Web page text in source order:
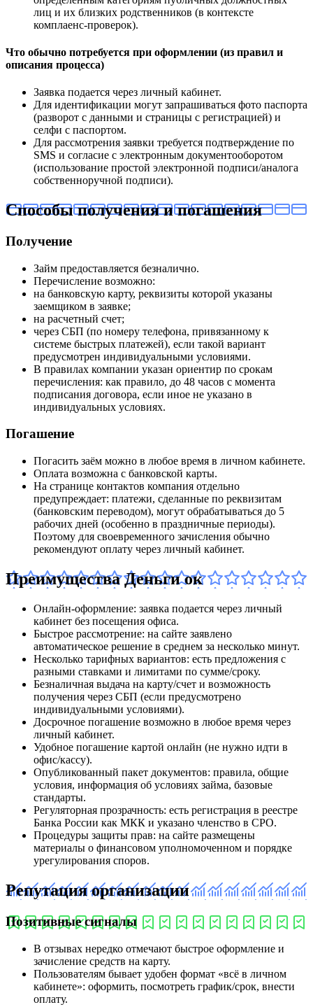
лиц и их близких родственников (в контексте
комплаенс-проверок).
Что обычно потребуется при оформлении (из правил и
описания процесса)
Заявка подается через личный кабинет.
Для идентификации могут запрашиваться фото паспорта
(разворот с данными и страницы с регистрацией) и
селфи с паспортом.
Для рассмотрения заявки требуется подтверждение по
SMS и согласие с электронным документооборотом
(использование простой электронной подписи/аналога
собственноручной подписи).
Способы получения и погашения
Получение
Займ предоставляется безналично.
Перечисление возможно:
на банковскую карту, реквизиты которой указаны
заемщиком в заявке;
на расчетный счет;
через СБП (по номеру телефона, привязанному к
системе быстрых платежей), если такой вариант
предусмотрен индивидуальными условиями.
В правилах компании указан ориентир по срокам
перечисления: как правило, до 48 часов с момента
подписания договора, если иное не указано в
индивидуальных условиях.
Погашение
Погасить заём можно в любое время в личном кабинете.
Оплата возможна с банковской карты.
На странице контактов компания отдельно
предупреждает: платежи, сделанные по реквизитам
(банковским переводом), могут обрабатываться до 5
рабочих дней (особенно в праздничные периоды).
Поэтому для своевременного зачисления обычно
рекомендуют оплату через личный кабинет.
Преимущества Деньги ок
Онлайн-оформление: заявка подается через личный
кабинет без посещения офиса.
Быстрое рассмотрение: на сайте заявлено
автоматическое решение в среднем за несколько минут.
Несколько тарифных вариантов: есть предложения с
разными ставками и лимитами по сумме/сроку.
Безналичная выдача на карту/счет и возможность
получения через СБП (если предусмотрено
индивидуальными условиями).
Досрочное погашение возможно в любое время через
личный кабинет.
Удобное погашение картой онлайн (не нужно идти в
офис/кассу).
Опубликованный пакет документов: правила, общие
условия, информация об условиях займа, базовые
стандарты.
Регуляторная прозрачность: есть регистрация в реестре
Банка России как МКК и указано членство в СРО.
Процедуры защиты прав: на сайте размещены
материалы о финансовом уполномоченном и порядке
урегулирования споров.
Репутация организации
Позитивные сигналы
В отзывах нередко отмечают быстрое оформление и
зачисление средств на карту.
Пользователям бывает удобен формат «всё в личном
кабинете»: оформить, посмотреть график/срок, внести
оплату.